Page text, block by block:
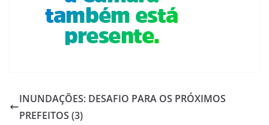
INUNDAÇÕES: DESAFIO PARA OS PRÓXIMOS
PREFEITOS (3)